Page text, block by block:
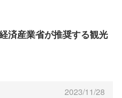
済産業省が推奨する観光
2023/11/28